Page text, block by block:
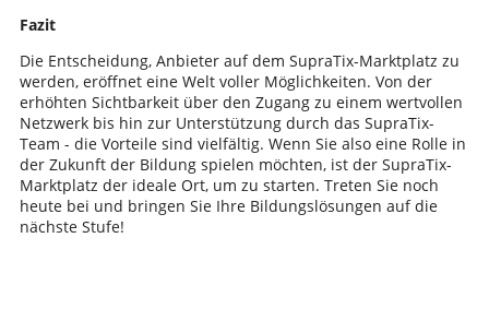
Fazit
Die Entscheidung, Anbieter auf dem SupraTix-Marktplatz zu
werden, eröffnet eine Welt voller Möglichkeiten. Von der
erhöhten Sichtbarkeit über den Zugang zu einem wertvollen
Netzwerk bis hin zur Unterstützung durch das SupraTix-
Team - die Vorteile sind vielfältig. Wenn Sie also eine Rolle in
der Zukunft der Bildung spielen möchten, ist der SupraTix-
Marktplatz der ideale Ort, um zu starten. Treten Sie noch
heute bei und bringen Sie Ihre Bildungslösungen auf die
nächste Stufe!